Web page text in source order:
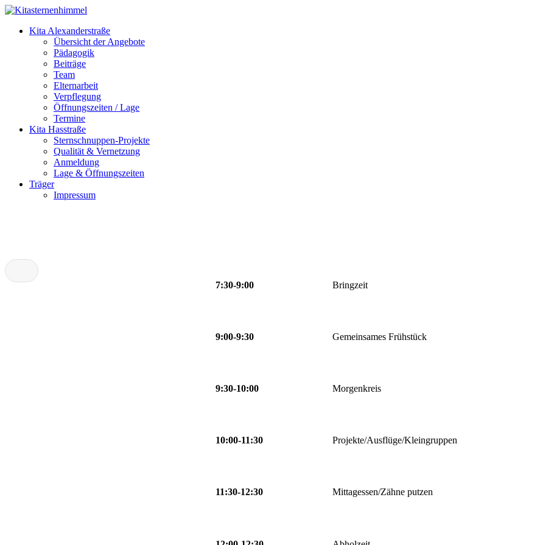
Kita Alexanderstraße
Übersicht der Angebote
Pädagogik
Beiträge
Team
Elternarbeit
Verpflegung
Öffnungszeiten / Lage
Termine
Kita Hasstraße
Sternschnuppen-Projekte
Qualität & Vernetzung
Anmeldung
Lage & Öffnungszeiten
Träger
Impressum
7:30-9:00 Bringzeit
9:00-9:30 Gemeinsames Frühstück
9:30-10:00 Morgenkreis
10:00-11:30 Projekte/Ausflüge/Kleingruppen
11:30-12:30 Mittagessen/Zähne putzen